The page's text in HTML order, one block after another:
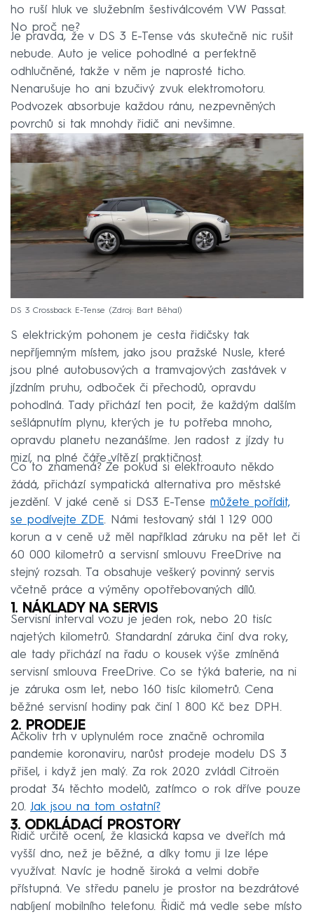
ho ruší hluk ve služebním šestiválcovém VW Passat.
No proč ne?
Je pravda, že v DS 3 E-Tense vás skutečně nic rušit
nebude. Auto je velice pohodlné a perfektně
odhlučněné, takže v něm je naprosté ticho.
Nenarušuje ho ani bzučivý zvuk elektromotoru.
Podvozek absorbuje každou ránu, nezpevněných
povrchů si tak mnohdy řidič ani nevšimne.
DS 3 Crossback E-Tense Zdroj: Bart Běhal
S elektrickým pohonem je cesta řidičsky tak
nepříjemným místem, jako jsou pražské Nusle, které
jsou plné autobusových a tramvajových zastávek v
jízdním pruhu, odboček či přechodů, opravdu
pohodlná. Tady přichází ten pocit, že každým dalším
sešlápnutím plynu, kterých je tu potřeba mnoho,
opravdu planetu nezanášíme. Jen radost z jízdy tu
mizí, na plné čáře vítězí praktičnost.
Co to znamená? Že pokud si elektroauto někdo
žádá, přichází sympatická alternativa pro městské
jezdění. V jaké ceně si DS3 E-Tense můžete pořídit,
se podívejte ZDE. Námi testovaný stál 1 129 000
korun a v ceně už měl například záruku na pět let či
60 000 kilometrů a servisní smlouvu FreeDrive na
stejný rozsah. Ta obsahuje veškerý povinný servis
včetně práce a výměny opotřebovaných dílů.
1. NÁKLADY NA SERVIS
Servisní interval vozu je jeden rok, nebo 20 tisíc
najetých kilometrů. Standardní záruka činí dva roky,
ale tady přichází na řadu o kousek výše zmíněná
servisní smlouva FreeDrive. Co se týká baterie, na ni
je záruka osm let, nebo 160 tisíc kilometrů. Cena
běžné servisní hodiny pak činí 1 800 Kč bez DPH.
2. PRODEJE
Ačkoliv trh v uplynulém roce značně ochromila
pandemie koronaviru, narůst prodeje modelu DS 3
přišel, i když jen malý. Za rok 2020 zvládl Citroën
prodat 34 těchto modelů, zatímco o rok dříve pouze
20. Jak jsou na tom ostatní?
3. ODKLÁDACÍ PROSTORY
Řidič určitě ocení, že klasická kapsa ve dveřích má
vyšší dno, než je běžné, a díky tomu ji lze lépe
využívat. Navíc je hodně široká a velmi dobře
přístupná. Ve středu panelu je prostor na bezdrátové
nabíjení mobilního telefonu. Řidič má vedle sebe místo